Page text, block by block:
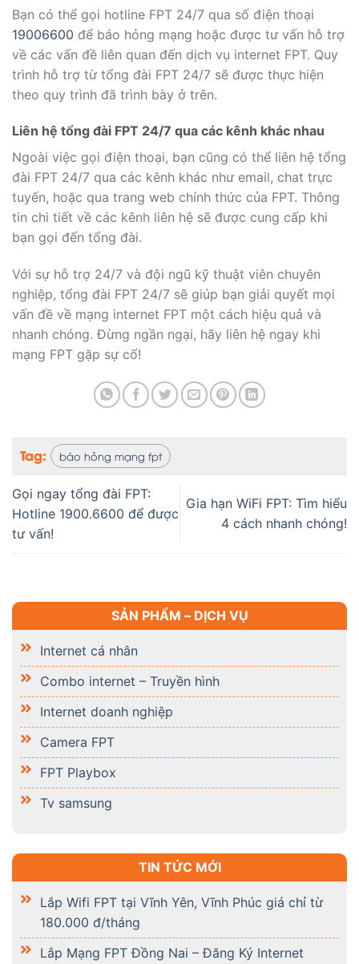
SẢN PHẨM – DỊCH VỤ
Internet cá nhân
Combo internet – Truyền hình
Internet doanh nghiệp
Camera FPT
FPT Playbox
Tv samsung
TIN TỨC MỚI
Lắp Wifi FPT tại Vĩnh Yên, Vĩnh Phúc giá chỉ từ
180.000 đ/tháng
Lắp Mạng FPT Đồng Nai – Đăng Ký Internet
Bạn có thể gọi hotline FPT 24/7 qua số điện thoại
19006600 để báo hỏng mạng hoặc được tư vấn hỗ trợ
về các vấn đề liên quan đến dịch vụ internet FPT. Quy
trình hỗ trợ từ tổng đài FPT 24/7 sẽ được thực hiện
theo quy trình đã trình bày ở trên.
Liên hệ tổng đài FPT 24/7 qua các kênh khác nhau
Ngoài việc gọi điện thoại, bạn cũng có thể liên hệ tổng
đài FPT 24/7 qua các kênh khác như email, chat trực
tuyến, hoặc qua trang web chính thức của FPT. Thông
tin chi tiết về các kênh liên hệ sẽ được cung cấp khi
bạn gọi đến tổng đài.
Với sự hỗ trợ 24/7 và đội ngũ kỹ thuật viên chuyên
nghiệp, tổng đài FPT 24/7 sẽ giúp bạn giải quyết mọi
vấn đề về mạng internet FPT một cách hiệu quả và
nhanh chóng. Đừng ngần ngại, hãy liên hệ ngay khi
mạng FPT gặp sự cố!
Tag: báo hỏng mạng fpt
Gọi ngay tổng đài FPT:
Hotline 1900.6600 để được
tư vấn!
Gia hạn WiFi FPT: Tìm hiểu
4 cách nhanh chóng!